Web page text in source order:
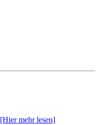
[Hier mehr lesen]